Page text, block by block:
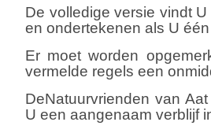
De volledige versie vindt
en ondertekenen als U
Er moet worden
vermelde regels een
DeNatuurvrienden van
U een aangenaam verblijf